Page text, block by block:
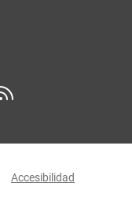
Accesibilidad